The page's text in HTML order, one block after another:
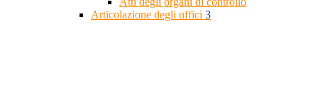
Articolazione degli uffici 3